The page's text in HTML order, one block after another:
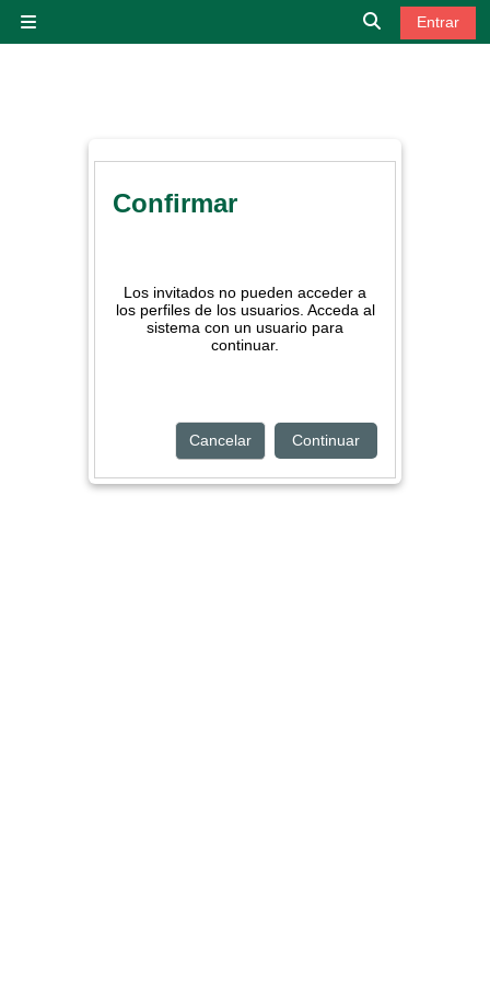
Entrar
Confirmar
Los invitados no pueden acceder a
los perfiles de los usuarios. Acceda al
sistema con un usuario para
continuar.
Cancelar Continuar